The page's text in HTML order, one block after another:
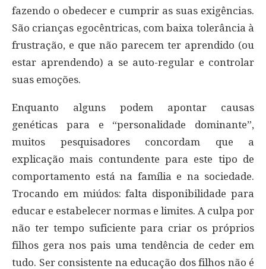
fazendo o obedecer e cumprir as suas exigências.
São crianças egocêntricas, com baixa tolerância à
frustração, e que não parecem ter aprendido (ou
estar aprendendo) a se auto-regular e controlar
suas emoções.
Enquanto alguns podem apontar causas
genéticas para e “personalidade dominante”,
muitos pesquisadores concordam que a
explicação mais contundente para este tipo de
comportamento está na família e na sociedade.
Trocando em miúdos: falta disponibilidade para
educar e estabelecer normas e limites. A culpa por
não ter tempo suficiente para criar os próprios
filhos gera nos pais uma tendência de ceder em
tudo. Ser consistente na educação dos filhos não é